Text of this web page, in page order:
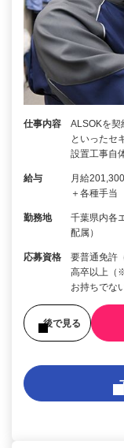
仕事内容
ALSOKを契
といったセ
設置工事自
給与
月給
＋各種手
勤務地
千葉県内各
配属）
応募資格
要普通免許
高卒以上（
お持ちでな
後で見る